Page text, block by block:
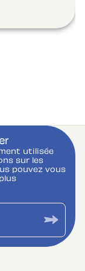
utilisée
sur les
pouvez vous